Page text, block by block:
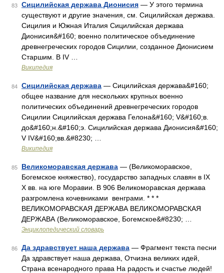
83 Сицилийская держава Дионисия — У этого термина
существуют и другие значения, см. Сицилийская держава.
Сицилия и Южная Италия Сицилийская держава
Дионисия&#160; военно политическое объединение
древнегреческих городов Сицилии, созданное Дионисием
Старшим. В IV …
Википедия
84 Сицилийская держава — Сицилийская держава&#160;
общее название для нескольких крупных военно
политических объединений древнегреческих городов
Сицилии Сицилийская держава Гелона&#160; V&#160;в.
до&#160;н.&#160;э. Сицилийская держава Дионисия&#160;
V IV&#160;вв.&#8230; …
Википедия
85 Великоморавская держава — (Великоморавское,
Богемское княжество), государство западных славян в IX
X вв. на юге Моравии. В 906 Великоморавская держава
разгромлена кочевниками венграми. * * *
ВЕЛИКОМОРАВСКАЯ ДЕРЖАВА ВЕЛИКОМОРАВСКАЯ
ДЕРЖАВА (Великоморавское, Богемское&#8230; …
Энциклопедический словарь
86 Да здравствует наша держава — Фрагмент текста песни
Да здравствует наша держава, Отчизна великих идей,
Страна всенародного права На радость и счастье людей!